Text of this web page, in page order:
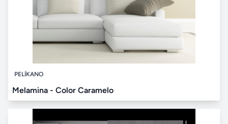
PELÍKANO
Melamina - Color Caramelo